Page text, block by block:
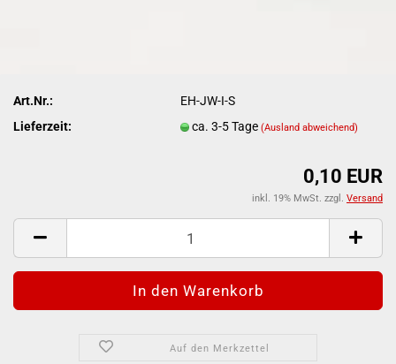
Art.Nr.:
EH-JW-I-S
Lieferzeit:
ca. 3-5 Tage(Ausland abweichend)
0,10 EUR
inkl. 19% MwSt. zzgl. Versand
Auf den Merkzettel